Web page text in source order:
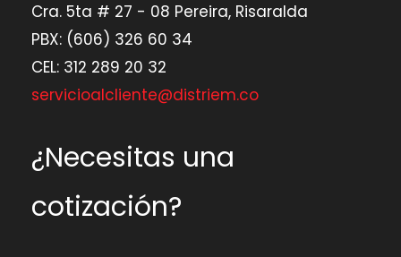
Cra. 5ta # 27 - 08 Pereira, Risaralda
PBX: (606) 326 60 34
CEL: 312 289 20 32
servicioalcliente@distriem.co
¿Necesitas una
cotización?